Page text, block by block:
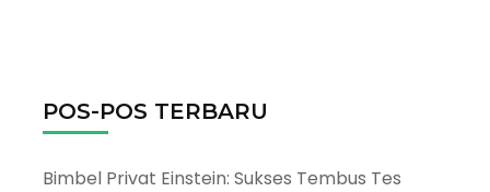
POS-POS TERBARU
Bimbel Privat Einstein: Sukses Tembus Tes